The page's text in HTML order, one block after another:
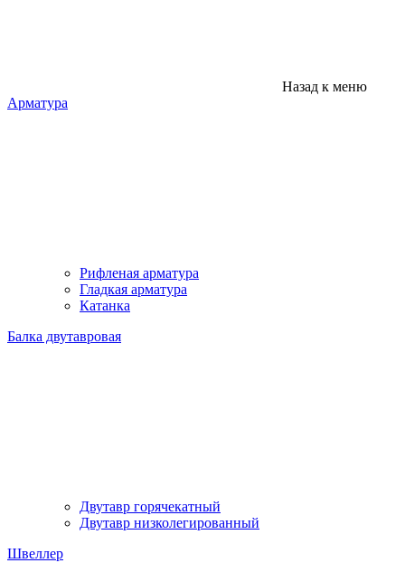
Назад к меню
Арматура
Рифленая арматура
Гладкая арматура
Катанка
Балка двутавровая
Двутавр горячекатный
Двутавр низколегированный
Швеллер